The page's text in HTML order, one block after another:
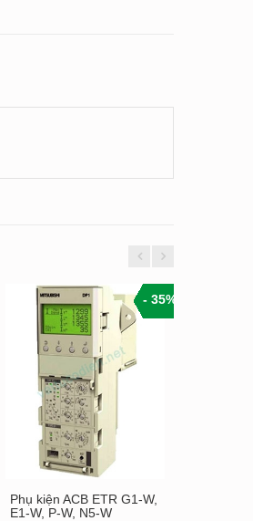
Xem chi tiết
Phụ kiện ACB ETR G1-W,
E1-W, P-W, N5-W
- 35%